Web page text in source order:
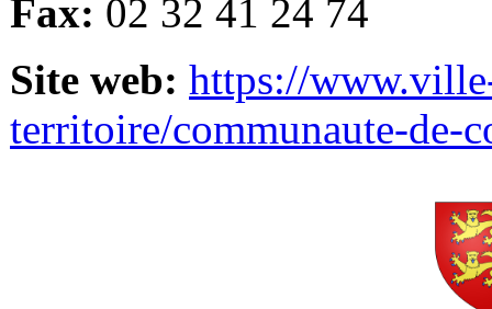
Fax: 02 32 41 24 74
Site web: https://
territoire/communaute-de-